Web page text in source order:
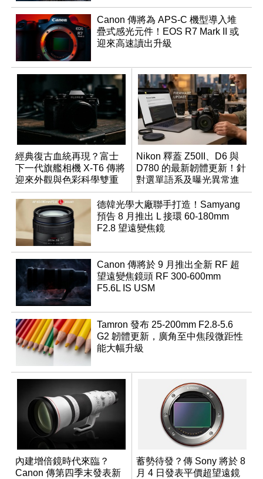
Canon 傳將為 APS-C 機型導入堆
疊式感光元件！EOS R7 Mark II 或
迎來高速讀出升級
經典復古血統再現？富士
下一代旗艦相機 X-T6 傳將
迎來外觀與色彩科學雙重
優化
Nikon 釋蓋 Z50II、D6 與
D780 的最新韌體更新！針
對選單語系及曝光異常進
行修復
德韓光學大廠聯手打造！Samyang
預告 8 月推出 L 接環 60-180mm
F2.8 望遠變焦鏡
Canon 傳將於 9 月推出全新 RF 超
望遠變焦鏡頭 RF 300-600mm
F5.6L IS USM
Tamron 發布 25-200mm F2.8-5.6
G2 韌體更新，廣角至中焦段微距性
能大幅升級
內建增倍鏡時代來臨？
Canon 傳第四季末發表新
蓄勢待發？傳 Sony 將於 8
月 4 日發表平價超望遠鏡